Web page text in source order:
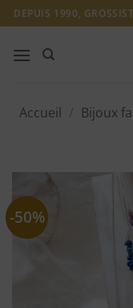
Passer
au
contenu
DEPUIS 1990,
Accueil Bijoux
-50%